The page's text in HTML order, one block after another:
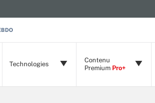
Technologies
Contenu
Premium Pro+